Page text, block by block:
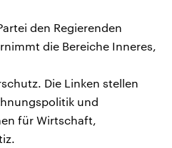
den Regierenden
die Bereiche Inneres,
Die Linken stellen
und
für Wirtschaft,